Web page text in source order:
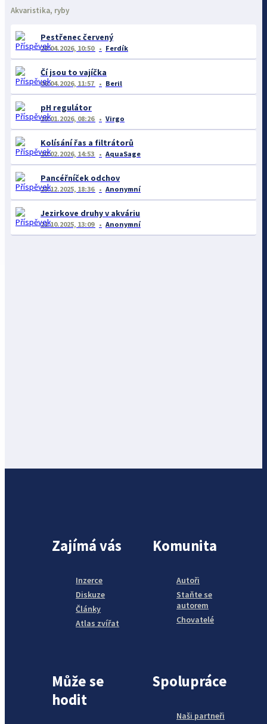
Akvaristika, ryby
Pestřenec červený
28.04.2026, 10:50 Ferdík
Čí jsou to vajíčka
06.04.2026, 11:57 Beril
pH regulátor
19.01.2026, 08:26 Virgo
Kolísání řas a filtrátorů
10.02.2026, 14:53 AquaSage
Pancéřníček odchov
23.12.2025, 18:36 Anonymní
Jezirkove druhy v akváriu
21.10.2025, 13:09 Anonymní
Zajímá vás
Inzerce
Diskuze
Články
Atlas zvířat
Komunita
Autoři
Staňte se
autorem
Chovatelé
Může se
hodit
Spolupráce
Naši partneři